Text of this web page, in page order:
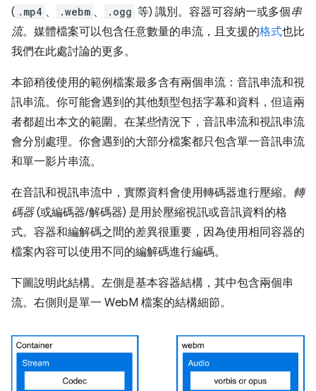
( .mp4 、 .webm 、 .ogg 等) 識別。容器可容納一或多個串
流。媒體檔案可以包含任意數量的串流，且支援的格式也比
我們在此處討論的更多。
本節稍後使用的範例檔案最多含有兩個串流：音訊串流和視
訊串流。你可能會遇到的其他類型包括字幕和資料，但這兩
者都超出本文的範圍。在某些情況下，音訊串流和視訊串流
會分別處理。你會遇到的大部分檔案都只包含單一音訊串流
和單一影片串流。
在音訊和視訊串流中，實際資料會使用轉碼器進行壓縮。 轉
碼器(或編碼器/解碼器) 是用於壓縮視訊或音訊資料的格
式。容器和編解碼之間的差異很重要，因為使用相同容器的
檔案內容可以使用不同的編解碼進行編碼。
下圖說明此結構。左側是基本容器結構，其中包含兩個串
流。右側則是單一 WebM 檔案的結構細節。